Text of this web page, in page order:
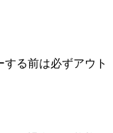
る前は必ずアウト